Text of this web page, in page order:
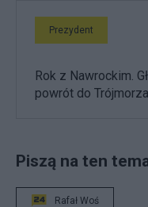
Prezydent
Rok z Nawrockim.
powrót do Trójmorza
Piszą na ten
Rafał Woś